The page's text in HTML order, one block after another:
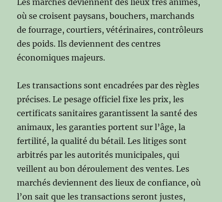
où se croisent paysans, bouchers, marchands
de fourrage, courtiers, vétérinaires, contrôleurs
des poids. Ils deviennent des centres
économiques majeurs.
Les transactions sont encadrées par des règles
précises. Le pesage officiel fixe les prix, les
certificats sanitaires garantissent la santé des
animaux, les garanties portent sur l’âge, la
fertilité, la qualité du bétail. Les litiges sont
arbitrés par les autorités municipales, qui
veillent au bon déroulement des ventes. Les
marchés deviennent des lieux de confiance, où
l’on sait que les transactions seront justes,